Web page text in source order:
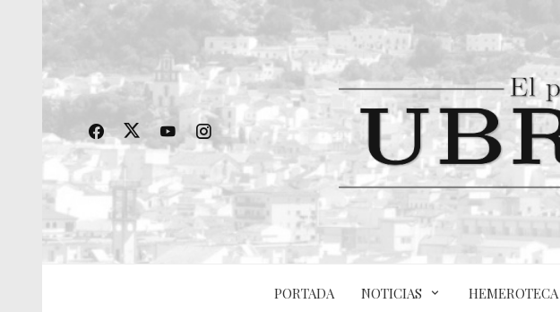
PORTADA NOTICIAS HEMEROTECA